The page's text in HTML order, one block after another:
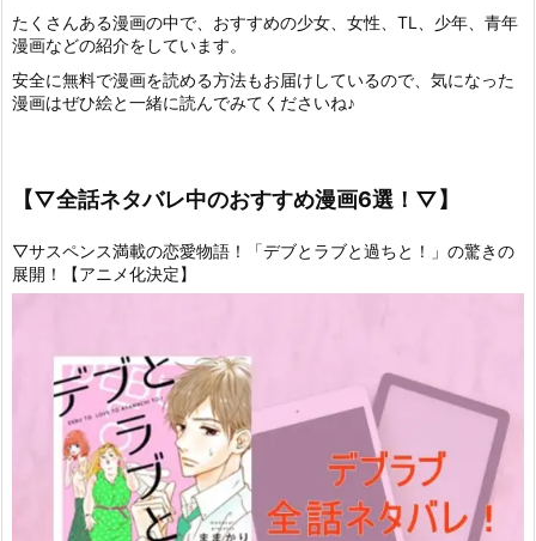
たくさんある漫画の中で、おすすめの少女、女性、TL、少年、青年
漫画などの紹介をしています。
安全に無料で漫画を読める方法もお届けしているので、気になった
漫画はぜひ絵と一緒に読んでみてくださいね♪
【▽全話ネタバレ中のおすすめ漫画6選！▽】
▽サスペンス満載の恋愛物語！「デブとラブと過ちと！」の驚きの
展開！【アニメ化決定】